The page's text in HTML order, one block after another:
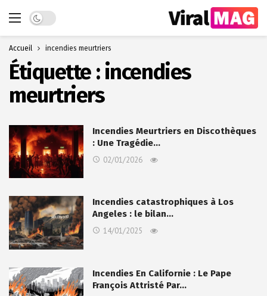
Dark mode
Accueil incendies meurtriers
Étiquette : incendies
meurtriers
Incendies Meurtriers en Discothèques
: Une Tragédie…
02/01/2026
Incendies catastrophiques à Los
Angeles : le bilan…
14/01/2025
Incendies En Californie : Le Pape
François Attristé Par…